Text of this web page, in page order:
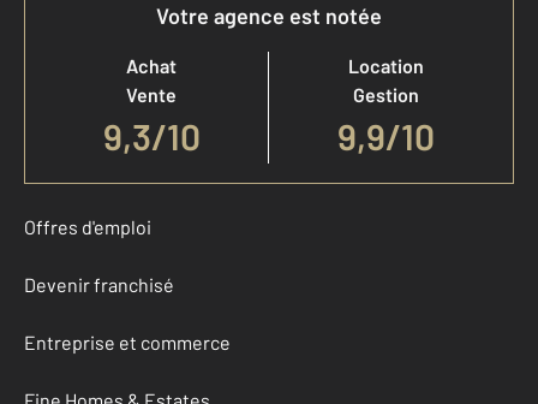
Votre agence est notée
Achat
Vente
9,3/10
Location
Gestion
9,9/10
Offres d'emploi
Devenir franchisé
Entreprise et commerce
Fine Homes & Estates